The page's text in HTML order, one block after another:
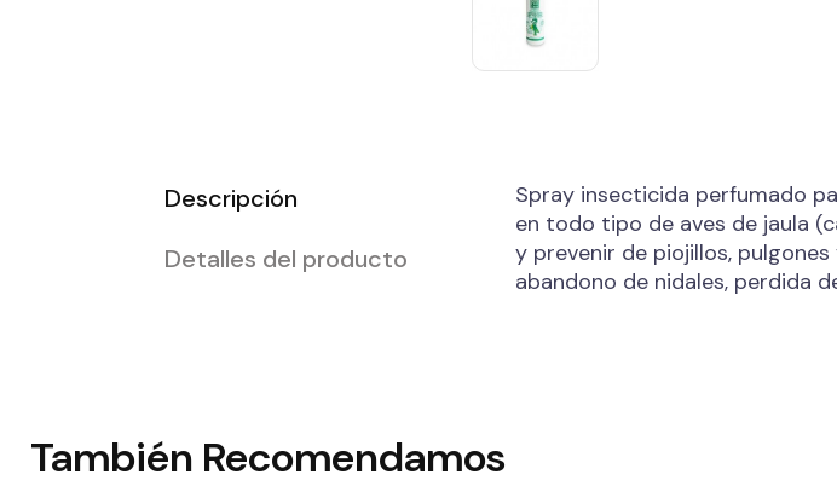
Descripción
Detalles del producto
Spray insecticida perfumado
en todo tipo de aves de jaula
y prevenir de piojillos,
abandono de nidales, perdida
También Recomendamos